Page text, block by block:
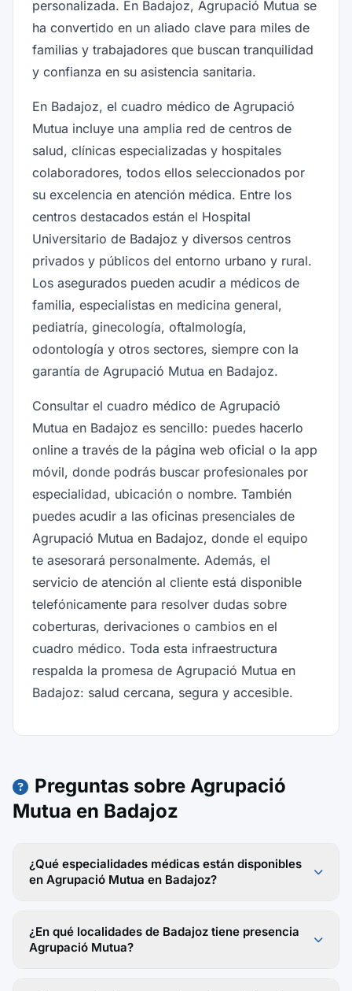
personalizada. En Badajoz, Agrupació Mutua se
ha convertido en un aliado clave para miles de
familias y trabajadores que buscan tranquilidad
y confianza en su asistencia sanitaria.
En Badajoz, el cuadro médico de Agrupació
Mutua incluye una amplia red de centros de
salud, clínicas especializadas y hospitales
colaboradores, todos ellos seleccionados por
su excelencia en atención médica. Entre los
centros destacados están el Hospital
Universitario de Badajoz y diversos centros
privados y públicos del entorno urbano y rural.
Los asegurados pueden acudir a médicos de
familia, especialistas en medicina general,
pediatría, ginecología, oftalmología,
odontología y otros sectores, siempre con la
garantía de Agrupació Mutua en Badajoz.
Consultar el cuadro médico de Agrupació
Mutua en Badajoz es sencillo: puedes hacerlo
online a través de la página web oficial o la app
móvil, donde podrás buscar profesionales por
especialidad, ubicación o nombre. También
puedes acudir a las oficinas presenciales de
Agrupació Mutua en Badajoz, donde el equipo
te asesorará personalmente. Además, el
servicio de atención al cliente está disponible
telefónicamente para resolver dudas sobre
coberturas, derivaciones o cambios en el
cuadro médico. Toda esta infraestructura
respalda la promesa de Agrupació Mutua en
Badajoz: salud cercana, segura y accesible.
Preguntas sobre Agrupació
Mutua en Badajoz
¿Qué especialidades médicas están disponibles
en Agrupació Mutua en Badajoz?
¿En qué localidades de Badajoz tiene presencia
Agrupació Mutua?